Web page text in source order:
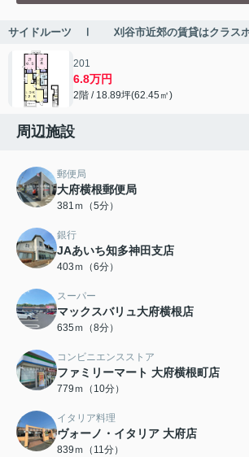
サイドルーツ Ⅰ 刈谷市近郊の賃貸はクラスホ
201
6.8万円
2階 / 18.89坪(62.45㎡)
周辺施設
郵便局
大府横根郵便局
381ｍ（5分）
銀行
JAあいち知多神田支店
403ｍ（6分）
スーパー
マックスバリュ大府横根店
635ｍ（8分）
コンビニエンスストア
ファミリーマート 大府横根町店
779ｍ（10分）
イタリア料理
ヴォーノ・イタリア 大府店
839ｍ（11分）